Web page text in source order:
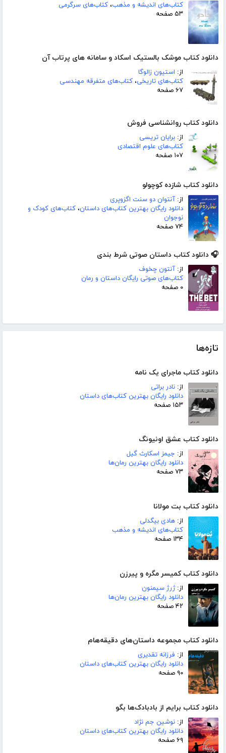
کتاب‌های اندیشه و مذهب، کتاب‌های سرگرمی
۵۳ صفحه
دانلود کتاب موشک بالستیک اسکاد و سامانه های پرتاب آن
از: استیون زالوگا
کتاب‌های تاریخی، کتاب‌های متفرقه مهندسی
۶۷ صفحه
دانلود کتاب روانشناسی فروش
از: برایان تریسی
کتاب‌های علوم اقتصادی
۱۰۷ صفحه
دانلود کتاب شازده کوچولو
از: آنتوان دو سنت اگزوپری
دانلود رایگان بهترین کتاب‌های داستان، کتاب‌های کودک و
نوجوان
۷۴ صفحه
🎧 دانلود کتاب داستان صوتی شرط بندی
از: آنتون چخوف
کتاب‌های صوتی رایگان داستان و رمان
۰ صفحه
تازه‌ها
دانلود کتاب ماجرای یک نامه
از: نادر براتی
دانلود رایگان بهترین کتاب‌های داستان
۱۵۳ صفحه
دانلود کتاب عشق اونیونگ
از: جیمز اسکارث گیل
دانلود رایگان بهترین رمان‌ها
۷۳ صفحه
دانلود کتاب بت مولانا
از: هادی بیگدلی
کتاب‌های اندیشه و مذهب
۱۳۴ صفحه
دانلود کتاب کمیسر مگره و پیرزن
از:ژرژ سیمنون
دانلود رایگان بهترین رمان‌ها
۴۲ صفحه
دانلود کتاب مجموعه داستان‌های دقیقه‌هام
از: فرزانه تقدیری
دانلود رایگان بهترین کتاب‌های داستان
۹۰ صفحه
دانلود کتاب برایم از بادبادک‌ها بگو
از: نوشین جم نژاد
دانلود رایگان بهترین کتاب‌های داستان
۶۹ صفحه